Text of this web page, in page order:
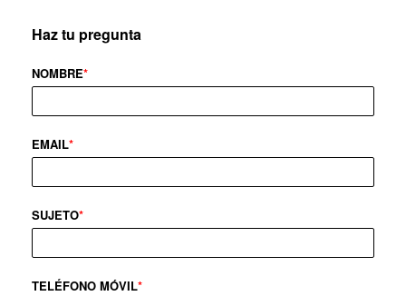
Haz tu pregunta
NOMBRE*
EMAIL*
SUJETO*
TELÉFONO MÓVIL*